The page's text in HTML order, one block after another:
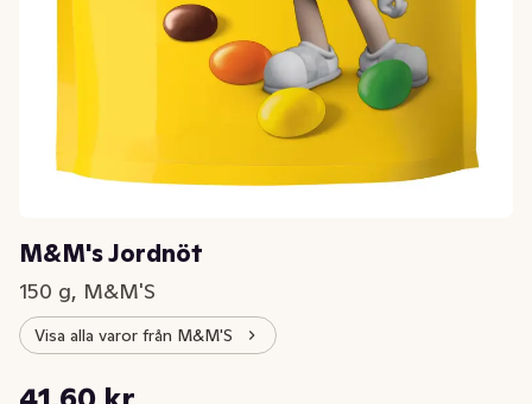
M&M's Jordnöt
150 g, M&M'S
Visa alla varor från M&M'S
Styckpris: 277,33 kr /kg